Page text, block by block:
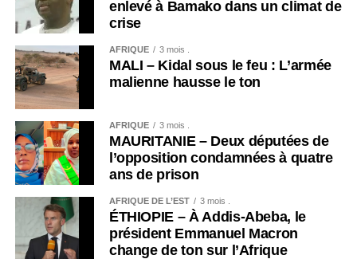
enlevé à Bamako dans un climat de
crise
AFRIQUE 3 mois .
MALI – Kidal sous le feu : L’armée
malienne hausse le ton
AFRIQUE 3 mois .
MAURITANIE – Deux députées de
l’opposition condamnées à quatre
ans de prison
AFRIQUE DE L’EST 3 mois .
ÉTHIOPIE – À Addis-Abeba, le
président Emmanuel Macron
change de ton sur l’Afrique